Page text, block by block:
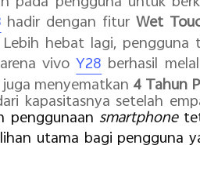
hadir dengan fitur Wet
hebat lagi, pengguna
vivoY28 berhasil
menyematkan 4 Tahun
kapasitasnya setelah
penggunaan smartphone
utama bagi pengguna